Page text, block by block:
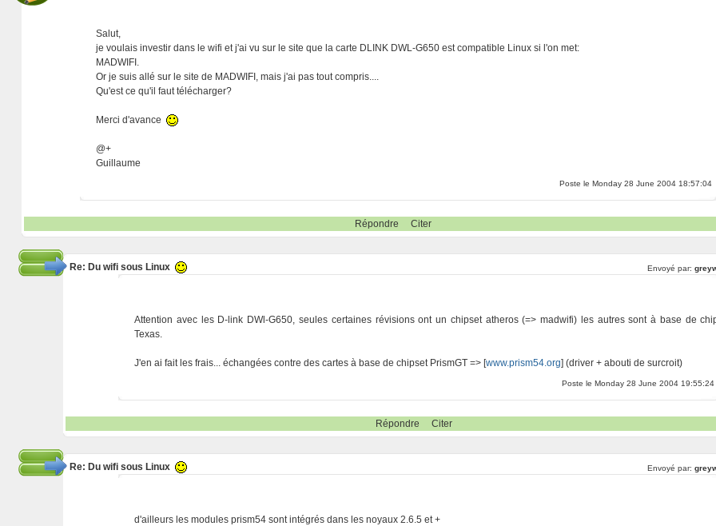
Salut,
je voulais investir dans le wifi et j'ai vu sur le site que la carte DLINK DWL-G650 est compatible Linux si l'on met:
MADWIFI.
Or je suis allé sur le site de MADWIFI, mais j'ai pas tout compris....
Qu'est ce qu'il faut télécharger?
Merci d'avance
@+
Guillaume
Poste le Monday 28 June 2004 18:57:04
Répondre Citer
Re: Du wifi sous Linux Envoyé par:
Attention avec les D-link DWl-G650, seules certaines révisions ont un chipset atheros (=> madwifi) les autres sont à base de
Texas.
J'en ai fait les frais... échangées contre des cartes à base de chipset PrismGT => [www.prism54.org] (driver + abouti de surcroit)
Poste le Monday 28 June 2004 19:55:24
Répondre Citer
Re: Du wifi sous Linux Envoyé par:
d'ailleurs les modules prism54 sont intégrés dans les noyaux 2.6.5 et +